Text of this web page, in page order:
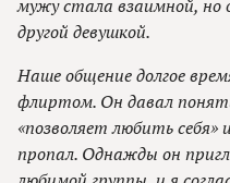
мужу стала взаимной, но
другой девушкой.
Наше общение долгое
флиртом. Он давал
«позволяет любить себя»
пропал. Однажды он